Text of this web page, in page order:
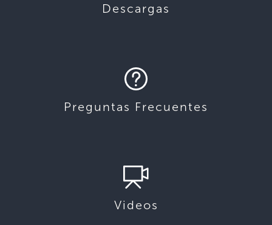
Descargas
Preguntas Frecuentes
Videos